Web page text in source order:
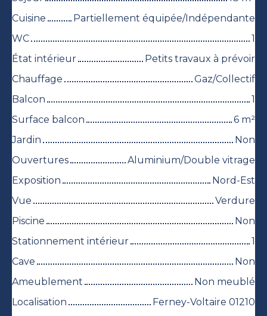
Cuisine
Partiellement équipée/Indépendante
WC
1
État intérieur
Petits travaux à prévoir
Chauffage
Gaz/Collectif
Balcon
1
Surface balcon
6 m²
Jardin
Non
Ouvertures
Aluminium/Double vitrage
Exposition
Nord-Est
Vue
Verdure
Piscine
Non
Stationnement intérieur
1
Cave
Non
Ameublement
Non meublé
Localisation
Ferney-Voltaire 01210